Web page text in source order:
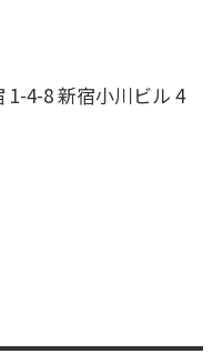
1-4-8 新宿小川ビル 4